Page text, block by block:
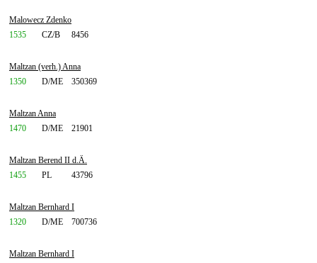
Malowecz Zdenko
1535
CZ/B 8456
Maltzan (verh.) Anna
1350
D/ME 350369
Maltzan Anna
1470
D/ME 21901
Maltzan Berend II d.Ä.
1455
PL 43796
Maltzan Bernhard I
1320
D/ME 700736
Maltzan Bernhard I